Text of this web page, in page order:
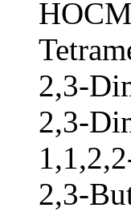
2,3-
2,3-
2,3-